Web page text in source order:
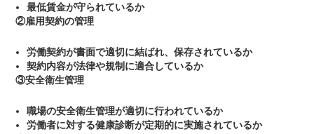
最低賃金が守られているか
②雇用契約の管理
労働契約が書面で適切に結ばれ、保存されているか
契約内容が法律や規制に適合しているか
③安全衛生管理
職場の安全衛生管理が適切に行われているか
労働者に対する健康診断が定期的に実施されているか